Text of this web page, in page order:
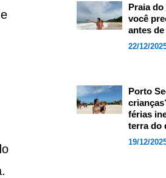
Praia do
você
antes
22/12/
Porto
férias
terra do
19/12/